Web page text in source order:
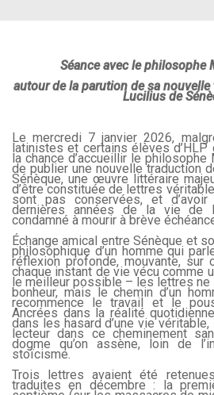
Séance avec le philosophe
autour de la parution de sa
Lucilius de
Le mercredi 7 janvier 2026,
latinistes et certains élèves d’HLP
la chance d’accueillir le
de publier une nouvelle traduction
Sénèque, une œuvre littéraire
d’être constituée de lettres
sont pas conservées, et
dernières années de la vie de
condamné à mourir à brève
Échange amical entre Sénèque et
philosophique d’un homme qui
réflexion profonde, mouvante,
chaque instant de vie vécu comme
le meilleur possible – les lettres ne
bonheur, mais le chemin d’un
recommence le travail et le
Ancrées dans la réalité
dans les hasard d’une vie
lecteur dans ce cheminement
dogme qu’on assène, loin de
stoïcisme.
Trois lettres avaient été
traduites en décembre : la